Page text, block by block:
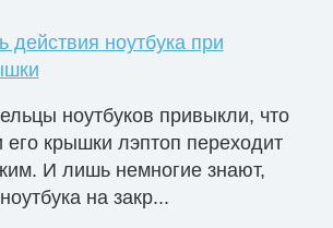
действия ноутбука при
ноутбуков привыкли, что
его крышки лэптоп переходит
И лишь немногие знают,
на закр...